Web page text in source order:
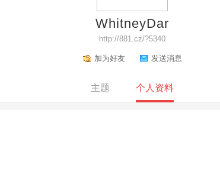
WhitneyDar
http://881.cz/?5340
加为好友 发送消息
主题 个人资料